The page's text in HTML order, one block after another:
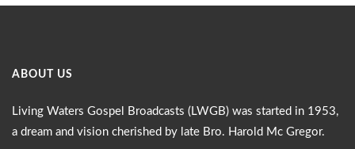
ABOUT US
Living Waters Gospel Broadcasts (LWGB) was started in 1953,
a dream and vision cherished by late Bro. Harold Mc Gregor.